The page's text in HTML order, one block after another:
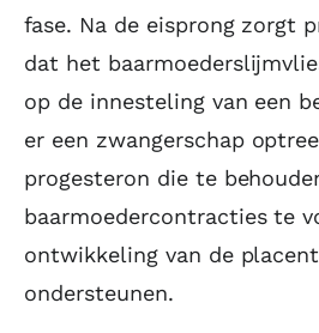
fase. Na de eisprong zorgt
dat het
op de innesteling van een
er een zwangerschap
progesteron die te
baarmoedercontracties te
ontwikkeling van de
ondersteunen.